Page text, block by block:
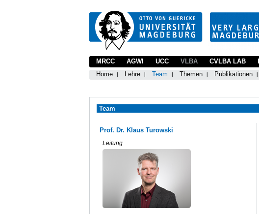
MRCC AGWI UCC
VLBA
Home
Lehre Team Themen Publikationen
CVLBA LAB
Team
Prof. Dr. Klaus Turowski
Leitung